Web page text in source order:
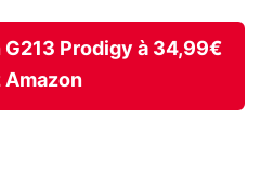
Prodigy à 34,99€
Amazon